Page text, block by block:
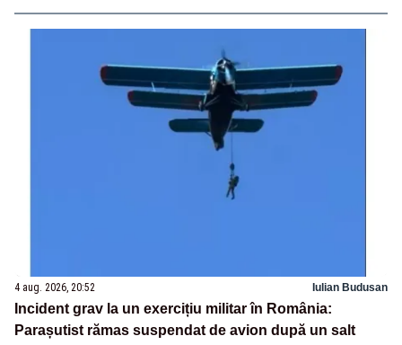
4 aug. 2026, 20:52 Iulian Budusan
Incident grav la un exercițiu militar în România:
Parașutist rămas suspendat de avion după un salt